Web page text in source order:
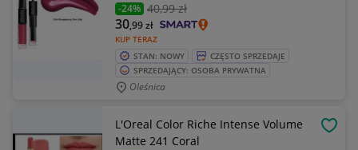
-24% 40,99 zł
KUP TERAZ
30,99zł
STAN: NOWY
CZĘSTO SPRZEDAJE
SPRZEDAJĄCY: OSOBA PRYWATNA
Oleśnica
L'Oreal Color Riche Intense Volume
Matte 241 Coral